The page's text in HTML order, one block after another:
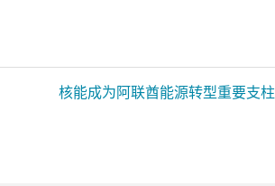
核能成为阿联酋能源转型重要支柱